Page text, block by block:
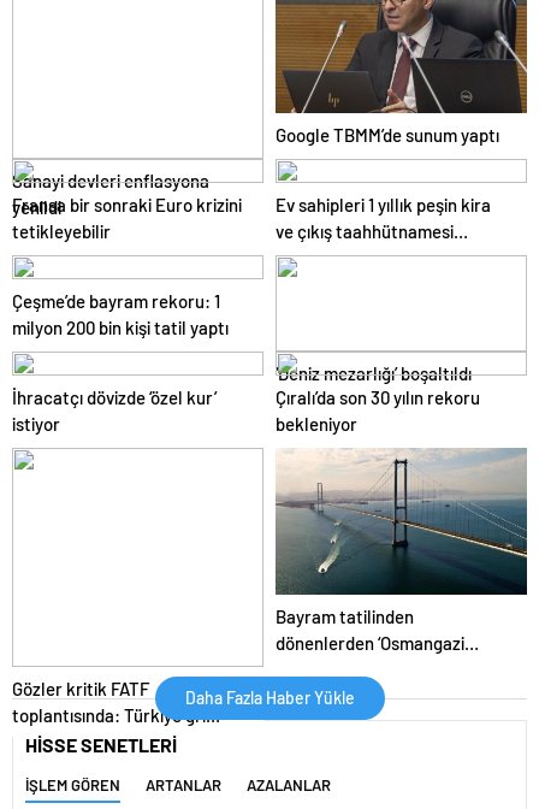
Asgari ücret zammı için gözler
Temmuz ayında…
Sanayi devleri enflasyona
yenildi
Google TBMM’de sunum yaptı
Fransa bir sonraki Euro krizini
tetikleyebilir
Ev sahipleri 1 yıllık peşin kira
ve çıkış taahhütnamesi
almaya başladı
Çeşme’de bayram rekoru: 1
milyon 200 bin kişi tatil yaptı
‘Deniz mezarlığı’ boşaltıldı
İhracatçı dövizde ‘özel kur’
istiyor
Çıralı’da son 30 yılın rekoru
bekleniyor
Gözler kritik FATF
toplantısında: Türkiye gri
listeden çıkacak mı?
Bayram tatilinden
dönenlerden ‘Osmangazi
Daha Fazla Haber Yükle
HİSSE SENETLERİ
İŞLEM GÖREN ARTANLAR AZALANLAR